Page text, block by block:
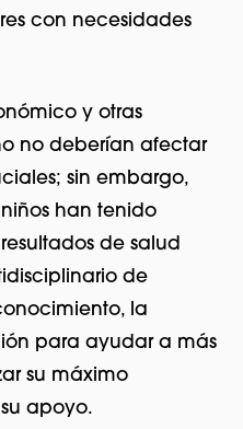
con necesidades
y otras
no deberían afectar
sin embargo,
han tenido
de salud
de
la
para ayudar a más
su máximo
apoyo.